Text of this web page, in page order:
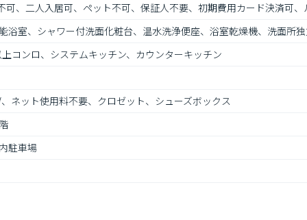
可、二人入居可、ペット不可、保証人不要、初期費用カード決済可
浴室、シャワー付洗面化粧台、温水洗浄便座、浴室乾燥機、洗面所
コンロ、システムキッチン、カウンターキッチン
ネット使用料不要、クロゼット、シューズボックス
駐車場